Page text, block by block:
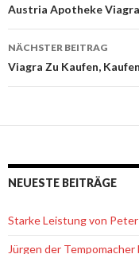
Beitrags-
Navigation
Austria Apotheke
NÄCHSTER BEITRAG
Viagra Zu Kaufen,
NEUESTE BEITRÄGE
Starke Leistung von
Jürgen der